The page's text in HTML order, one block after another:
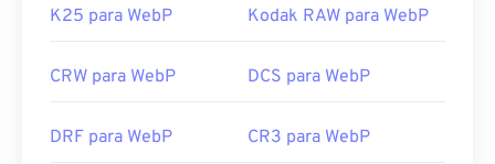
K25 para WebP Kodak RAW para WebP
CRW para WebP DCS para WebP
DRF para WebP CR3 para WebP